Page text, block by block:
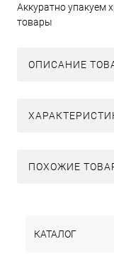
Аккуратно упакуем
товары
ОПИСАНИЕ
ПОХОЖИЕ
КАТАЛОГ